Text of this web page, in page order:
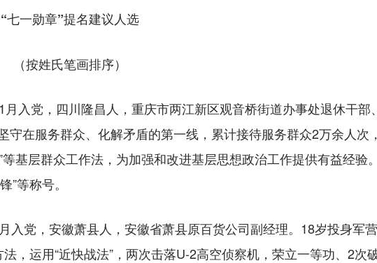
“七一勋章”提名建议人选
（按姓氏笔画排序）
党，四川隆昌人，重庆市两江新区观音桥街道办事处退休干部
守在服务群众、化解矛盾的第一线，累计接待服务群众2万余人次
基层群众工作法，为加强和改进基层思想政治工作提供有益经验
”等称号。
党，安徽萧县人，安徽省萧县原百货公司副经理。18岁投身军
，运用“近快战法”，两次击落U-2高空侦察机，荣立一等功、2次